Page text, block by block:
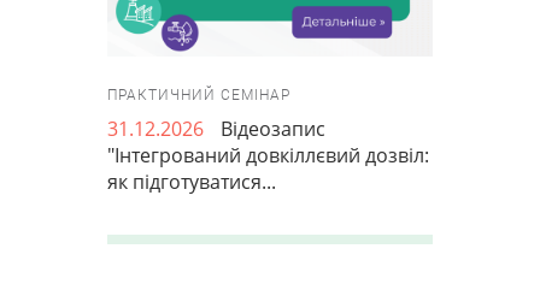
ПРАКТИЧНИЙ СЕМІНАР
31.12.2026
Відеозапис
"Інтегрований довкіллєвий дозвіл:
як підготуватися...